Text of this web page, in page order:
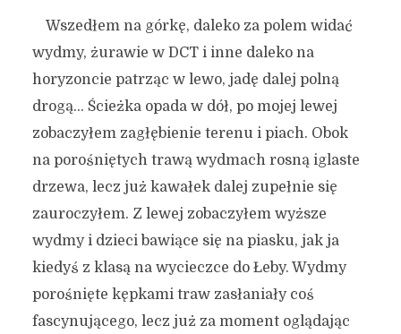
Wszedłem na górkę, daleko za polem widać
wydmy, żurawie w DCT i inne daleko na
horyzoncie patrząc w lewo, jadę dalej polną
drogą… Ścieżka opada w dół, po mojej lewej
zobaczyłem zagłębienie terenu i piach. Obok
na porośniętych trawą wydmach rosną iglaste
drzewa, lecz już kawałek dalej zupełnie się
zauroczyłem. Z lewej zobaczyłem wyższe
wydmy i dzieci bawiące się na piasku, jak ja
kiedyś z klasą na wycieczce do Łeby. Wydmy
porośnięte kępkami traw zasłaniały coś
fascynującego, lecz już za moment oglądając